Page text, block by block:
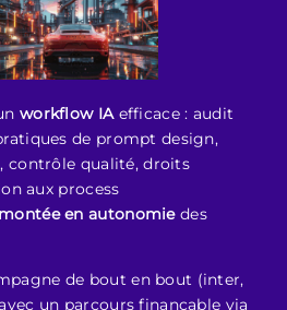
workflow IAefficace : audit
de prompt design,
contrôle qualité, droits
aux process
montée en autonomiedes
de bout en bout (inter,
un parcours finançable via